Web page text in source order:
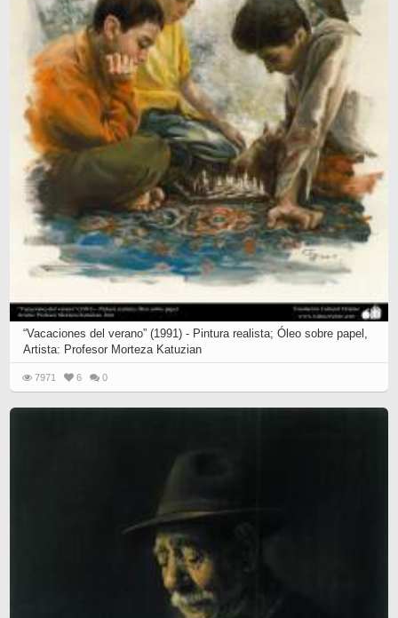
“Vacaciones del verano” (1991) - Pintura realista; Óleo sobre papel,
Artista: Profesor Morteza Katuzian
7971 6 0